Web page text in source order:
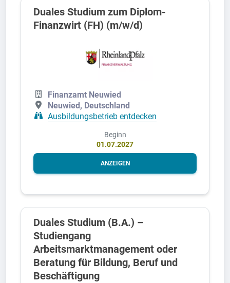
Duales Studium zum Diplom-
Finanzwirt (FH) (m/w/d)
Finanzamt Neuwied
Neuwied, Deutschland
Ausbildungsbetrieb entdecken
Beginn
01.07.2027
ANZEIGEN
Duales Studium (B.A.) –
Studiengang
Arbeitsmarktmanagement oder
Beratung für Bildung, Beruf und
Beschäftigung